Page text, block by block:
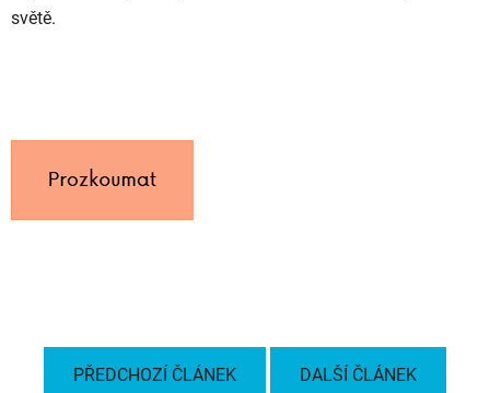
světě.
PŘEDCHOZÍ ČLÁNEK DALŠÍ ČLÁNEK